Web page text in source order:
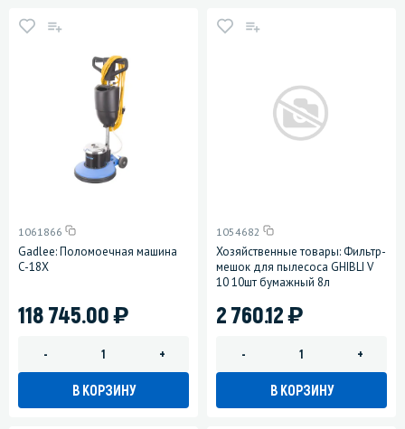
1061866
Gadlee: Поломоечная машина
C-18X
118 745.00)
- +
В КОРЗИНУ
1054682
Хозяйственные товары: Фильтр-
мешок для пылесоса GHIBLI V
10 10шт бумажный 8л
2 760.12)
- +
В КОРЗИНУ